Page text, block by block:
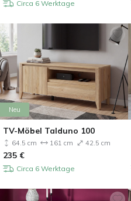
Circa 6 Werktage
Neu
TV-Möbel Talduno 100
64.5 cm 161 cm 42.5 cm
235 €
Circa 6 Werktage